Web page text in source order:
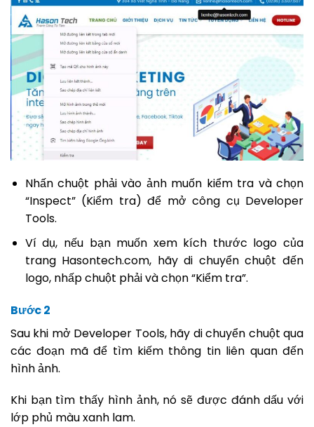
Nhấn chuột phải vào ảnh muốn kiểm tra và chọn
“Inspect” (Kiểm tra) để mở công cụ Developer
Tools.
Ví dụ, nếu bạn muốn xem kích thước logo của
trang Hasontech.com, hãy di chuyển chuột đến
logo, nhấp chuột phải và chọn “Kiểm tra”.
Bước 2
Sau khi mở Developer Tools, hãy di chuyển chuột qua
các đoạn mã để tìm kiếm thông tin liên quan đến
hình ảnh.
Khi bạn tìm thấy hình ảnh, nó sẽ được đánh dấu với
lớp phủ màu xanh lam.